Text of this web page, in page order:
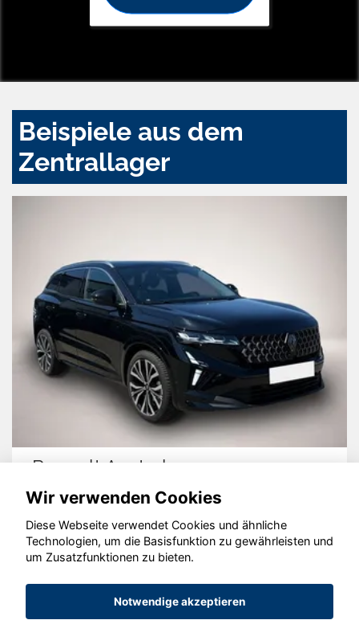
Beispiele aus dem
Zentrallager
Renault Austral
© konjunkturmotor.de GmbH 2020 - 2026
Wir verwenden Cookies
Diese Webseite verwendet Cookies und ähnliche
Technologien, um die Basisfunktion zu gewährleisten und
um Zusatzfunktionen zu bieten.
Notwendige akzeptieren